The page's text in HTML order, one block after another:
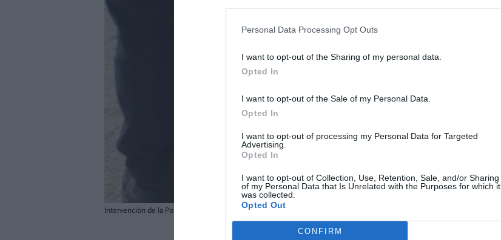
Personal Data Processing Opt Outs
I want to opt-out of the Sharing of my personal data.
Opted In
I want to opt-out of the Sale of my Personal Data.
Opted In
I want to opt-out of processing my Personal Data for Targeted
Advertising.
Opted In
I want to opt-out of Collection, Use, Retention, Sale, and/or Sharing
of my Personal Data that Is Unrelated with the Purposes for which it
was collected.
Opted Out
CONFIRM
Intervención de la Policía Local de Castellón. / EPDA